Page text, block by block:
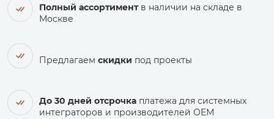
Полный ассортиментв наличии на складе в
Москве
Предлагаем скидки под проекты
До 30 дней отсрочка платежа для системных
интеграторов и производителей ОЕМ